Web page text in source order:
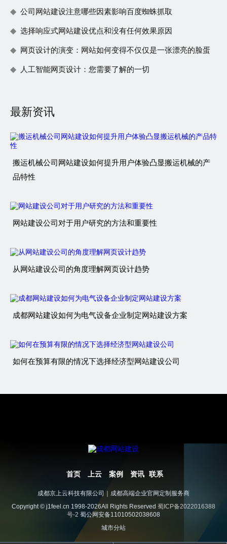
公司网站建设注意哪些因素影响百度蜘蛛抓取
选择响应式网站建设优点和没有任何效果原因
网页设计的演变：网站如何变得不仅仅是一张漂亮的脸蛋
人工智能网页设计：您需要了解的一切
最新资讯
搬运机械公司网站建设如何提升用户体验凸显搬运机械的产
品特性
网站建设公司对于用户研究的方法和重要性
从网站建设公司的角度理解网页设计趋势
成都网站建设如何为电气设备企业制定网站建设方案
如何在预算有限的情况下选择经济型网站建设公司
首页 上云 案例 资讯 联系
成都京上云科技有限公司｜成都高端企业官网定制服务商
Copyright © j1feel.cn 1998-2026All Rights Reserved 蜀ICP备2022016388
号-2 蜀公网安备11010502038608
城市分站